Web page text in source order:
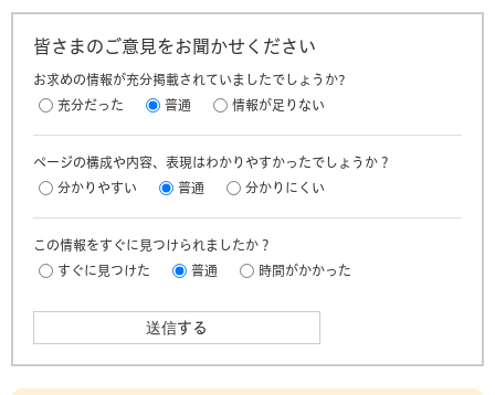
皆さまのご意見をお聞かせください
お求めの情報が充分掲載されていましたでしょうか?
充分だった
普通 情報が足りない
ページの構成や内容、表現はわかりやすかったでしょうか？
分かりやすい
普通 分かりにくい
この情報をすぐに見つけられましたか？
すぐに見つけた
普通 時間がかかった